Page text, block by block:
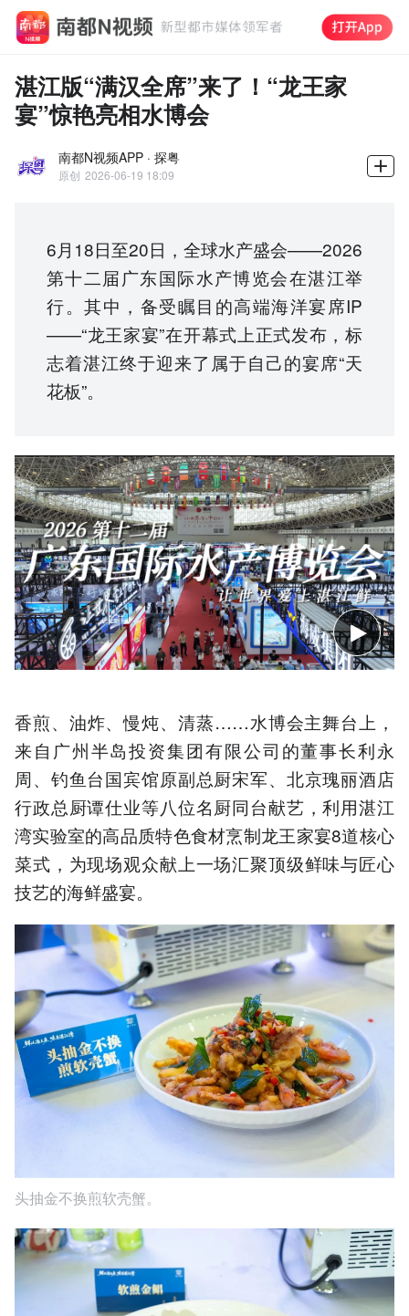
湛江版“满汉全席”来了！“龙王家
宴”惊艳亮相水博会
南都N视频APP · 探粤
原创 2026-06-19 18:09
6月18日至20日，全球水产盛会——2026
第十二届广东国际水产博览会在湛江举
行。其中，备受瞩目的高端海洋宴席IP
——“龙王家宴”在开幕式上正式发布，标
志着湛江终于迎来了属于自己的宴席“天
花板”。
香煎、油炸、慢炖、清蒸……水博会主舞台上，
来自广州半岛投资集团有限公司的董事长利永
周、钓鱼台国宾馆原副总厨宋军、北京瑰丽酒店
行政总厨谭仕业等八位名厨同台献艺，利用湛江
湾实验室的高品质特色食材烹制龙王家宴8道核心
菜式，为现场观众献上一场汇聚顶级鲜味与匠心
技艺的海鲜盛宴。
头抽金不换煎软壳蟹。